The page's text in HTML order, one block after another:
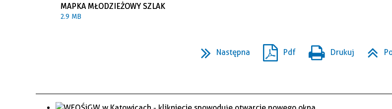
MAPKA MŁODZIEŻOWY SZLAK
2.9 MB
Następna Pdf Drukuj